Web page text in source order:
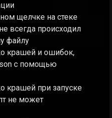
щелчке на стеке
всегда происходил
файлу
крашей и ошибок,
с помощью
крашей при запуске
не может